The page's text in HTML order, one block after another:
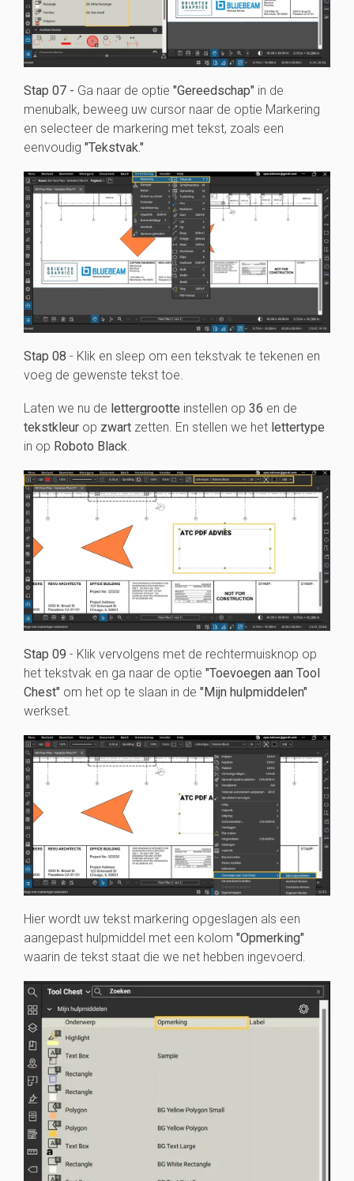
Stap 07 - Ga naar de optie "Gereedschap" in de
menubalk, beweeg uw cursor naar de optie Markering
en selecteer de markering met tekst, zoals een
eenvoudig "Tekstvak."
Stap 08 - Klik en sleep om een tekstvak te tekenen en
voeg de gewenste tekst toe.
Laten we nu de lettergrootte instellen op 36 en de
tekstkleur op zwart zetten. En stellen we het lettertype
in op Roboto Black
Stap 09 - Klik vervolgens met de rechtermuisknop op
het tekstvak en ga naar de optie "Toevoegen aan Tool
Chest" om het op te slaan in de "Mijn hulpmiddelen"
werkset.
Hier wordt uw tekst markering opgeslagen als een
aangepast hulpmiddel met een kolom "Opmerking"
waarin de tekst staat die we net hebben ingevoerd.